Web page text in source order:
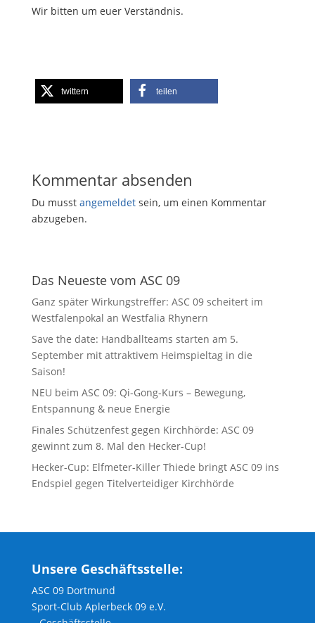
Wir bitten um euer Verständnis.
twittern teilen
Kommentar absenden
Du musst angemeldetsein, um einen Kommentar
abzugeben.
Das Neueste vom ASC 09
Ganz später Wirkungstreffer: ASC 09 scheitert im
Westfalenpokal an Westfalia Rhynern
Save the date: Handballteams starten am 5.
September mit attraktivem Heimspieltag in die
Saison!
NEU beim ASC 09: Qi-Gong-Kurs – Bewegung,
Entspannung & neue Energie
Finales Schützenfest gegen Kirchhörde: ASC 09
gewinnt zum 8. Mal den Hecker-Cup!
Hecker-Cup: Elfmeter-Killer Thiede bringt ASC 09 ins
Endspiel gegen Titelverteidiger Kirchhörde
Unsere Geschäftsstelle:
ASC 09 Dortmund
Sport-Club Aplerbeck 09 e.V.